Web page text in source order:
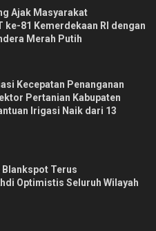
Ajak Masyarakat
ke-81 Kemerdekaan RI dengan
Merah Putih
Kecepatan Penanganan
Pertanian Kabupaten
Irigasi Naik dari 13
Terus
Optimistis Seluruh Wilayah